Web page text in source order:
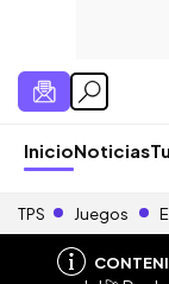
InicioNoticias
TPS Juegos